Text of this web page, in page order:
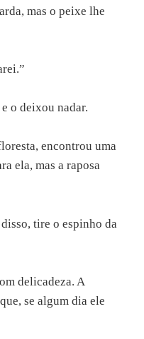
mas o peixe lhe
o deixou nadar.
encontrou uma
ela, mas a raposa
tire o espinho da
delicadeza. A
se algum dia ele